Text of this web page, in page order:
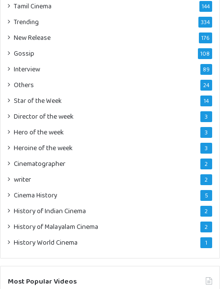
Tamil Cinema 144
Trending 334
New Release 176
Gossip 108
Interview 89
Others 24
Star of the Week 14
Director of the week 3
Hero of the week 3
Heroine of the week 3
Cinematographer 2
writer 2
Cinema History 5
History of Indian Cinema 2
History of Malayalam Cinema 2
History World Cinema 1
Most Popular Videos